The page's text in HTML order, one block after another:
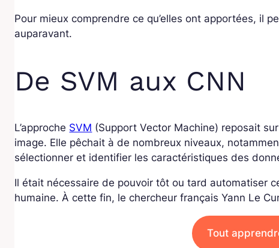
Pour mieux comprendre ce qu’elles ont apportées, il
auparavant.
De SVM aux CNN
L’approche SVM (Support Vector Machine) reposait
image. Elle pêchait à de nombreux niveaux,
sélectionner et identifier les caractéristiques des
Il était nécessaire de pouvoir tôt ou tard automatiser
humaine. À cette fin, le chercheur français Yann Le
Tout